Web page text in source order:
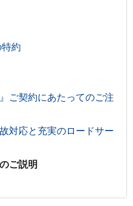
約
ご契約にあたってのご注
対応と充実のロードサー
ご説明